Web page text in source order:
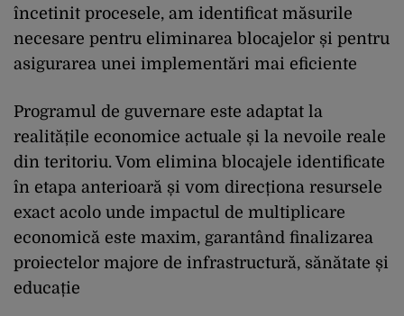
încetinit procesele, am identificat măsurile
necesare pentru eliminarea blocajelor și pentru
asigurarea unei implementări mai eficiente
Programul de guvernare este adaptat la
realitățile economice actuale și la nevoile reale
din teritoriu. Vom elimina blocajele identificate
în etapa anterioară și vom direcționa resursele
exact acolo unde impactul de multiplicare
economică este maxim, garantând finalizarea
proiectelor majore de infrastructură, sănătate și
educație